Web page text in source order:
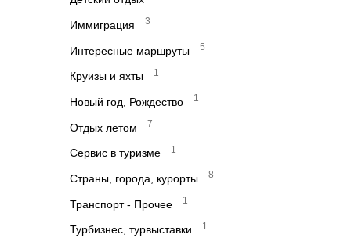
Иммиграция 3
Интересные маршруты 5
Круизы и яхты 1
Новый год, Рождество 1
Отдых летом 7
Сервис в туризме 1
Страны, города, курорты 8
Транспорт - Прочее 1
Турбизнес, турвыставки 1